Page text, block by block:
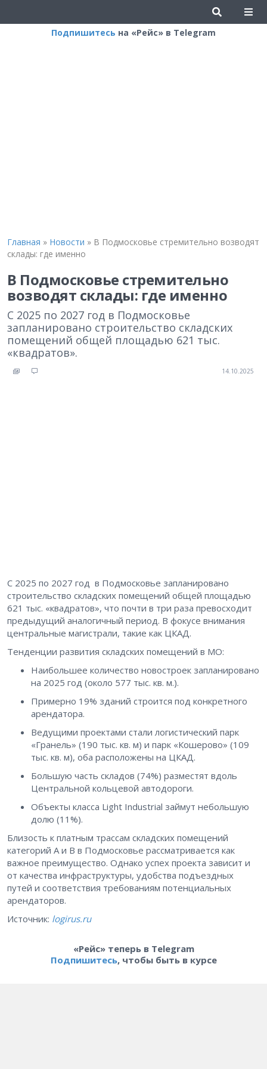
Подпишитесь на «Рейс» в Telegram
Главная » Новости » В Подмосковье стремительно возводят
склады: где именно
В Подмосковье стремительно
возводят склады: где именно
С 2025 по 2027 год в Подмосковье
запланировано строительство складских
помещений общей площадью 621 тыс.
«квадратов».
14.10.2025
С 2025 по 2027 год в Подмосковье запланировано
строительство складских помещений общей площадью
621 тыс. «квадратов», что почти в три раза превосходит
предыдущий аналогичный период. В фокусе внимания
центральные магистрали, такие как ЦКАД.
Тенденции развития складских помещений в МО:
Наибольшее количество новостроек запланировано
на 2025 год (около 577 тыс. кв. м.).
Примерно 19% зданий строится под конкретного
арендатора.
Ведущими проектами стали логистический парк
«Гранель» (190 тыс. кв. м) и парк «Кошерово» (109
тыс. кв. м), оба расположены на ЦКАД.
Большую часть складов (74%) разместят вдоль
Центральной кольцевой автодороги.
Объекты класса Light Industrial займут небольшую
долю (11%).
Близость к платным трассам складских помещений
категорий А и В в Подмосковье рассматривается как
важное преимущество. Однако успех проекта зависит и
от качества инфраструктуры, удобства подъездных
путей и соответствия требованиям потенциальных
арендаторов.
Источник: logirus.ru
«Рейс» теперь в Telegram
Подпишитесь, чтобы быть в курсе